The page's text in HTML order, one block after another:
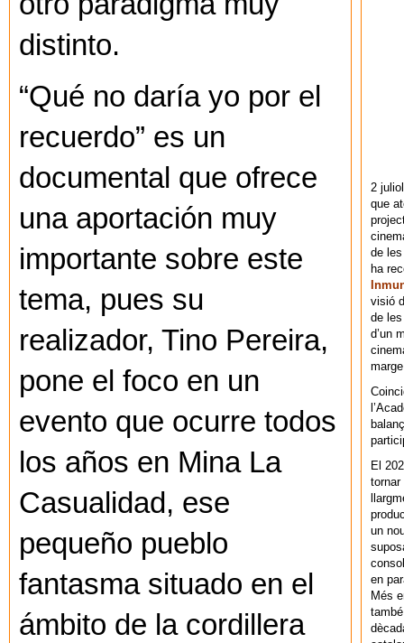
distinto.
“Qué no daría yo por el
recuerdo” es un
documental que ofrece
una aportación muy
importante sobre este
tema, pues su
realizador, Tino Pereira,
pone el foco en un
evento que ocurre todos
los años en Mina La
Casualidad, ese
pequeño pueblo
fantasma situado en el
ámbito de la cordillera
2
que
de
ha
visió
de
d’un
El
un
en
Més